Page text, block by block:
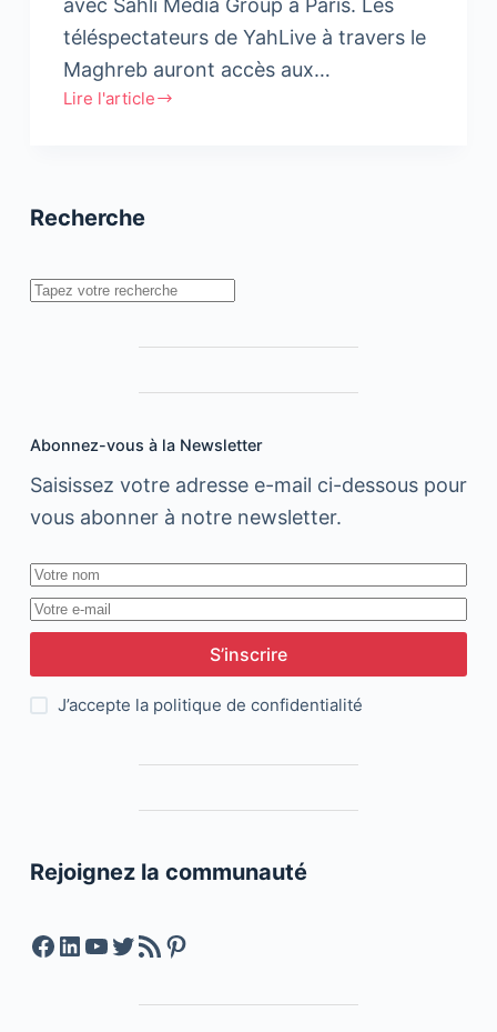
téléspectateurs de YahLive à travers le
Maghreb auront accès aux…
Lire l'article
Lancement
Recherche
Rechercher
Abonnez-vous à la Newsletter
Saisissez votre adresse e-mail ci-dessous pour
vous abonner à notre newsletter.
S’inscrire
J’accepte la politique de confidentialité
Rejoignez la communauté
Facebook
LinkedIn
YouTube
Twitter
Feed RSSPinterest